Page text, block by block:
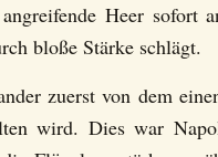
Heer sofort
bloße Stärke schlägt.
zuerst von dem
wird. Dies war